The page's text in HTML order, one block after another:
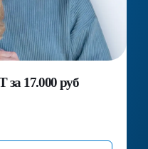
за 17.000 руб